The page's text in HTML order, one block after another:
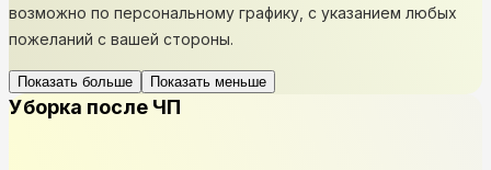
возможно по персональному графику, с указанием любых
пожеланий с вашей стороны.
Показать больше Показать меньше
Уборка после ЧП